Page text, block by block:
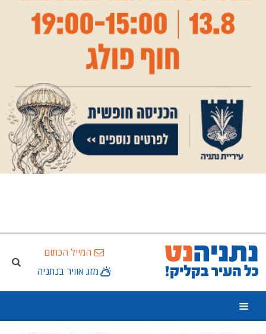
המייל הכתום
מזג אוויר בנתניה